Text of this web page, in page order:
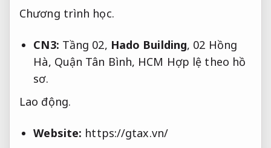
Chương trình học.
CN3: Tầng 02, Hado Building, 02 Hồng
Hà, Quận Tân Bình, HCM Hợp lệ theo hồ
sơ.
Lao động.
Website: https://gtax.vn/